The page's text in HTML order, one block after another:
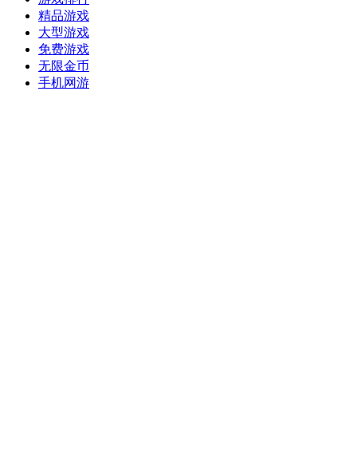
精品游戏
大型游戏
免费游戏
无限金币
手机网游